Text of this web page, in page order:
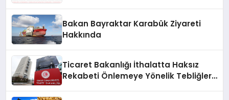
Bakan Bayraktar Karabük Ziyareti
Hakkında
Ticaret Bakanlığı İthalatta Haksız
Rekabeti Önlemeye Yönelik Tebliğleri